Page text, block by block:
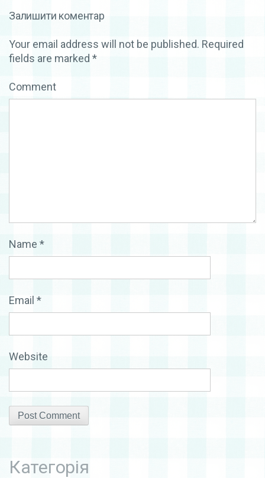
Залишити коментар
Your email address will not be published. Required
fields are marked *
Comment
Name *
Email *
Website
Категорія